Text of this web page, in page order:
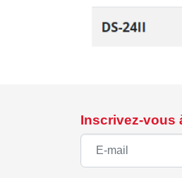
Inscrivez-vous